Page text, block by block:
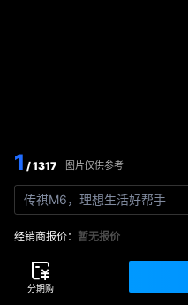
1 / 1317 图片仅供参考
传祺M6，理想生活好帮手
经销商报价： 暂无报价